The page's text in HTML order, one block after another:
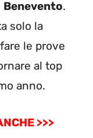
Benevento.
solo la
le prove
al top
anno.
>>>